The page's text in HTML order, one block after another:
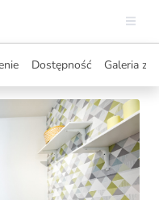
Dostępność Galeria